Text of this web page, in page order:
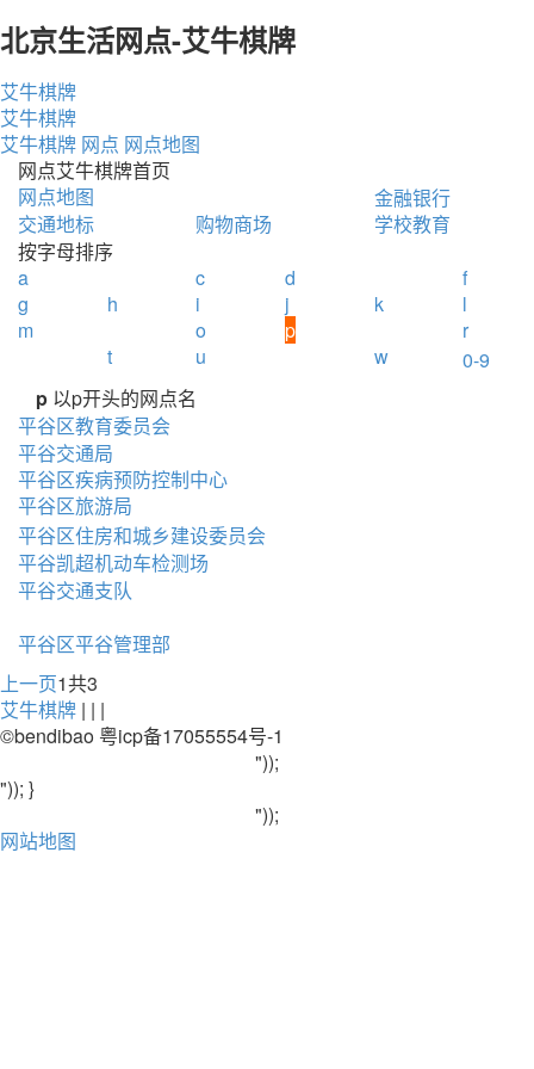
北京生活网点-艾牛棋牌
艾牛棋牌
艾牛棋牌
艾牛棋牌 网点 网点地图
网点艾牛棋牌首页
网点地图
金融银行
交通地标
购物商场
学校教育
按字母排序
a
c d
f
g
h i j k
l
m
o p
r
t
u w
0-9
p 以p开头的网点名
平谷区教育委员会
平谷交通局
平谷区疾病预防控制中心
平谷区旅游局
平谷区住房和城乡建设委员会
平谷凯超机动车检测场
平谷交通支队
平谷区平谷管理部
上一页1共3
艾牛棋牌 | | |
©bendibao 粤icp备17055554号-1
"));
")); }
"));
网站地图